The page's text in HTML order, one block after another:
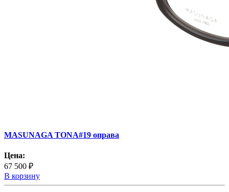
MASUNAGA TONA#19 оправа
Цена:
67 500 ₽
В корзину